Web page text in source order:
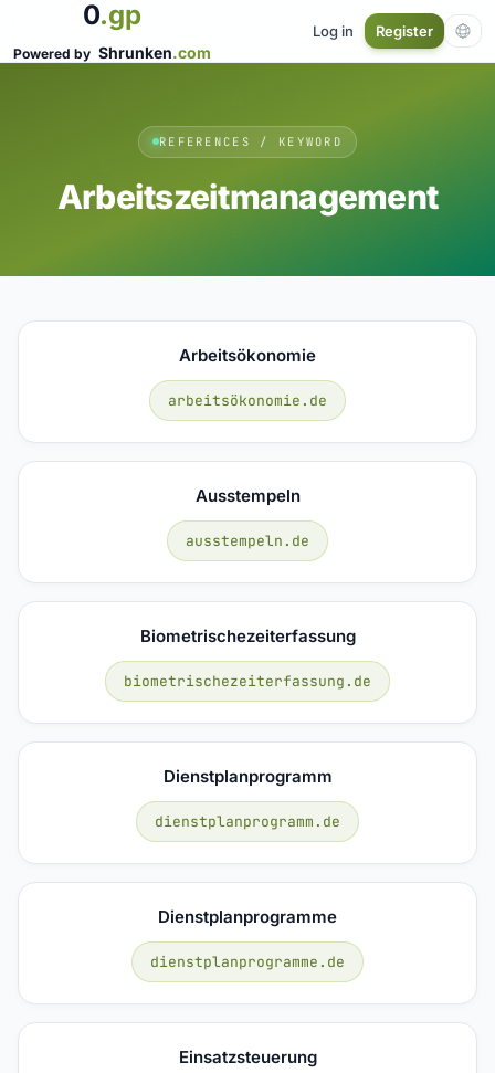
0.gp
Powered by Shrunken.com
Log in Register
REFERENCES / KEYWORD
Arbeitszeitmanagement
Arbeitsökonomie
arbeitsökonomie.de
Ausstempeln
ausstempeln.de
Biometrischezeiterfassung
biometrischezeiterfassung.de
Dienstplanprogramm
dienstplanprogramm.de
Dienstplanprogramme
dienstplanprogramme.de
Einsatzsteuerung